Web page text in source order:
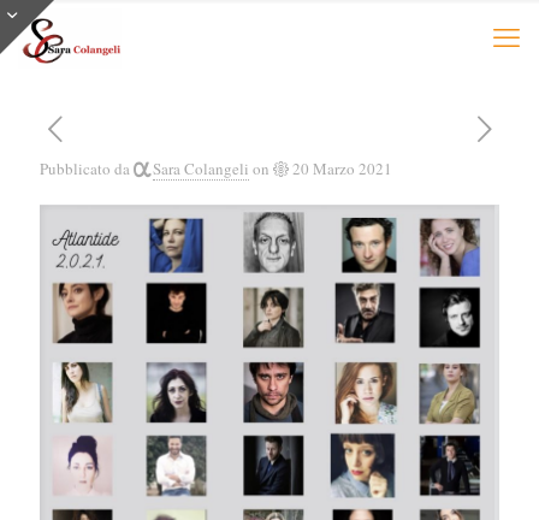
Pubblicato da Sara Colangeli on 20 Marzo 2021